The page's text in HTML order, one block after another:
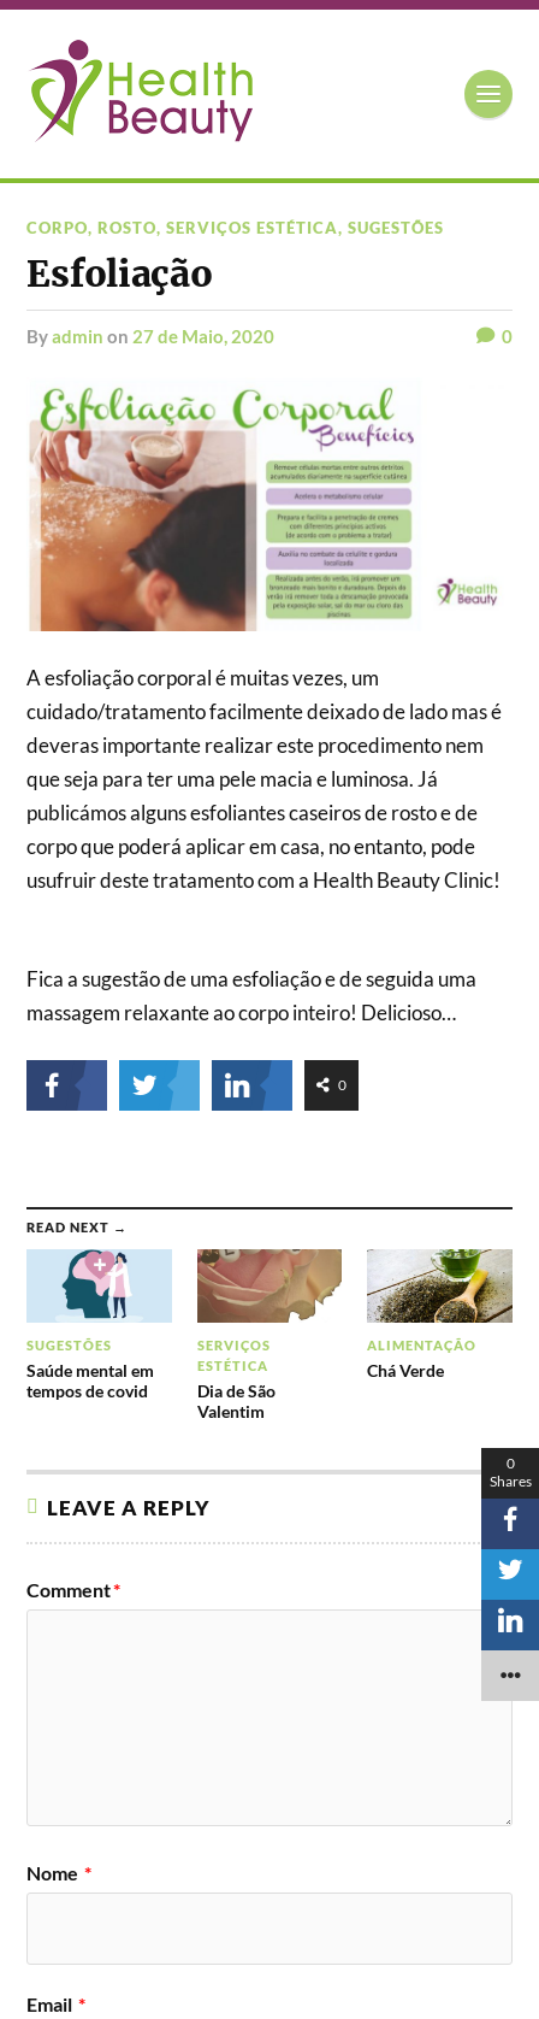
CORPO,ROSTO,SERVIÇOS ESTÉTICA,SUGESTÕES
Esfoliação
byadmin on 27 de Maio, 2020 0
A esfoliação corporal é muitas vezes, um
cuidado/tratamento facilmente deixado de lado mas é
deveras importante realizar este procedimento nem
que seja para ter uma pele macia e luminosa. Já
publicámos alguns esfoliantes caseiros de rosto e de
corpo que poderá aplicar em casa, no entanto, pode
usufruir deste tratamento com a Health Beauty Clinic!
Fica a sugestão de uma esfoliação e de seguida uma
massagem relaxante ao corpo inteiro! Delicioso…
0
READ NEXT →
SUGESTÕES
Saúde mental em
tempos de covid
SERVIÇOS
ESTÉTICA
Dia de São
Valentim
ALIMENTAÇÃO
Chá Verde
LEAVE A REPLY
Comment*
Nome *
Email *
0
Shares